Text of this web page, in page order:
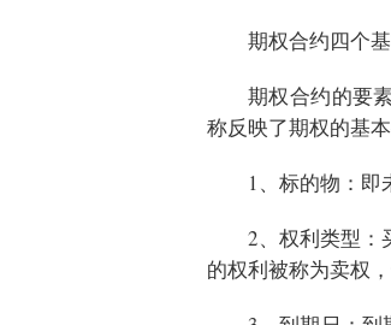
期权合约四个
期权合约的要
称反映了期权的基本
1、标的物：即
2、权利类型：
的权利被称为卖权